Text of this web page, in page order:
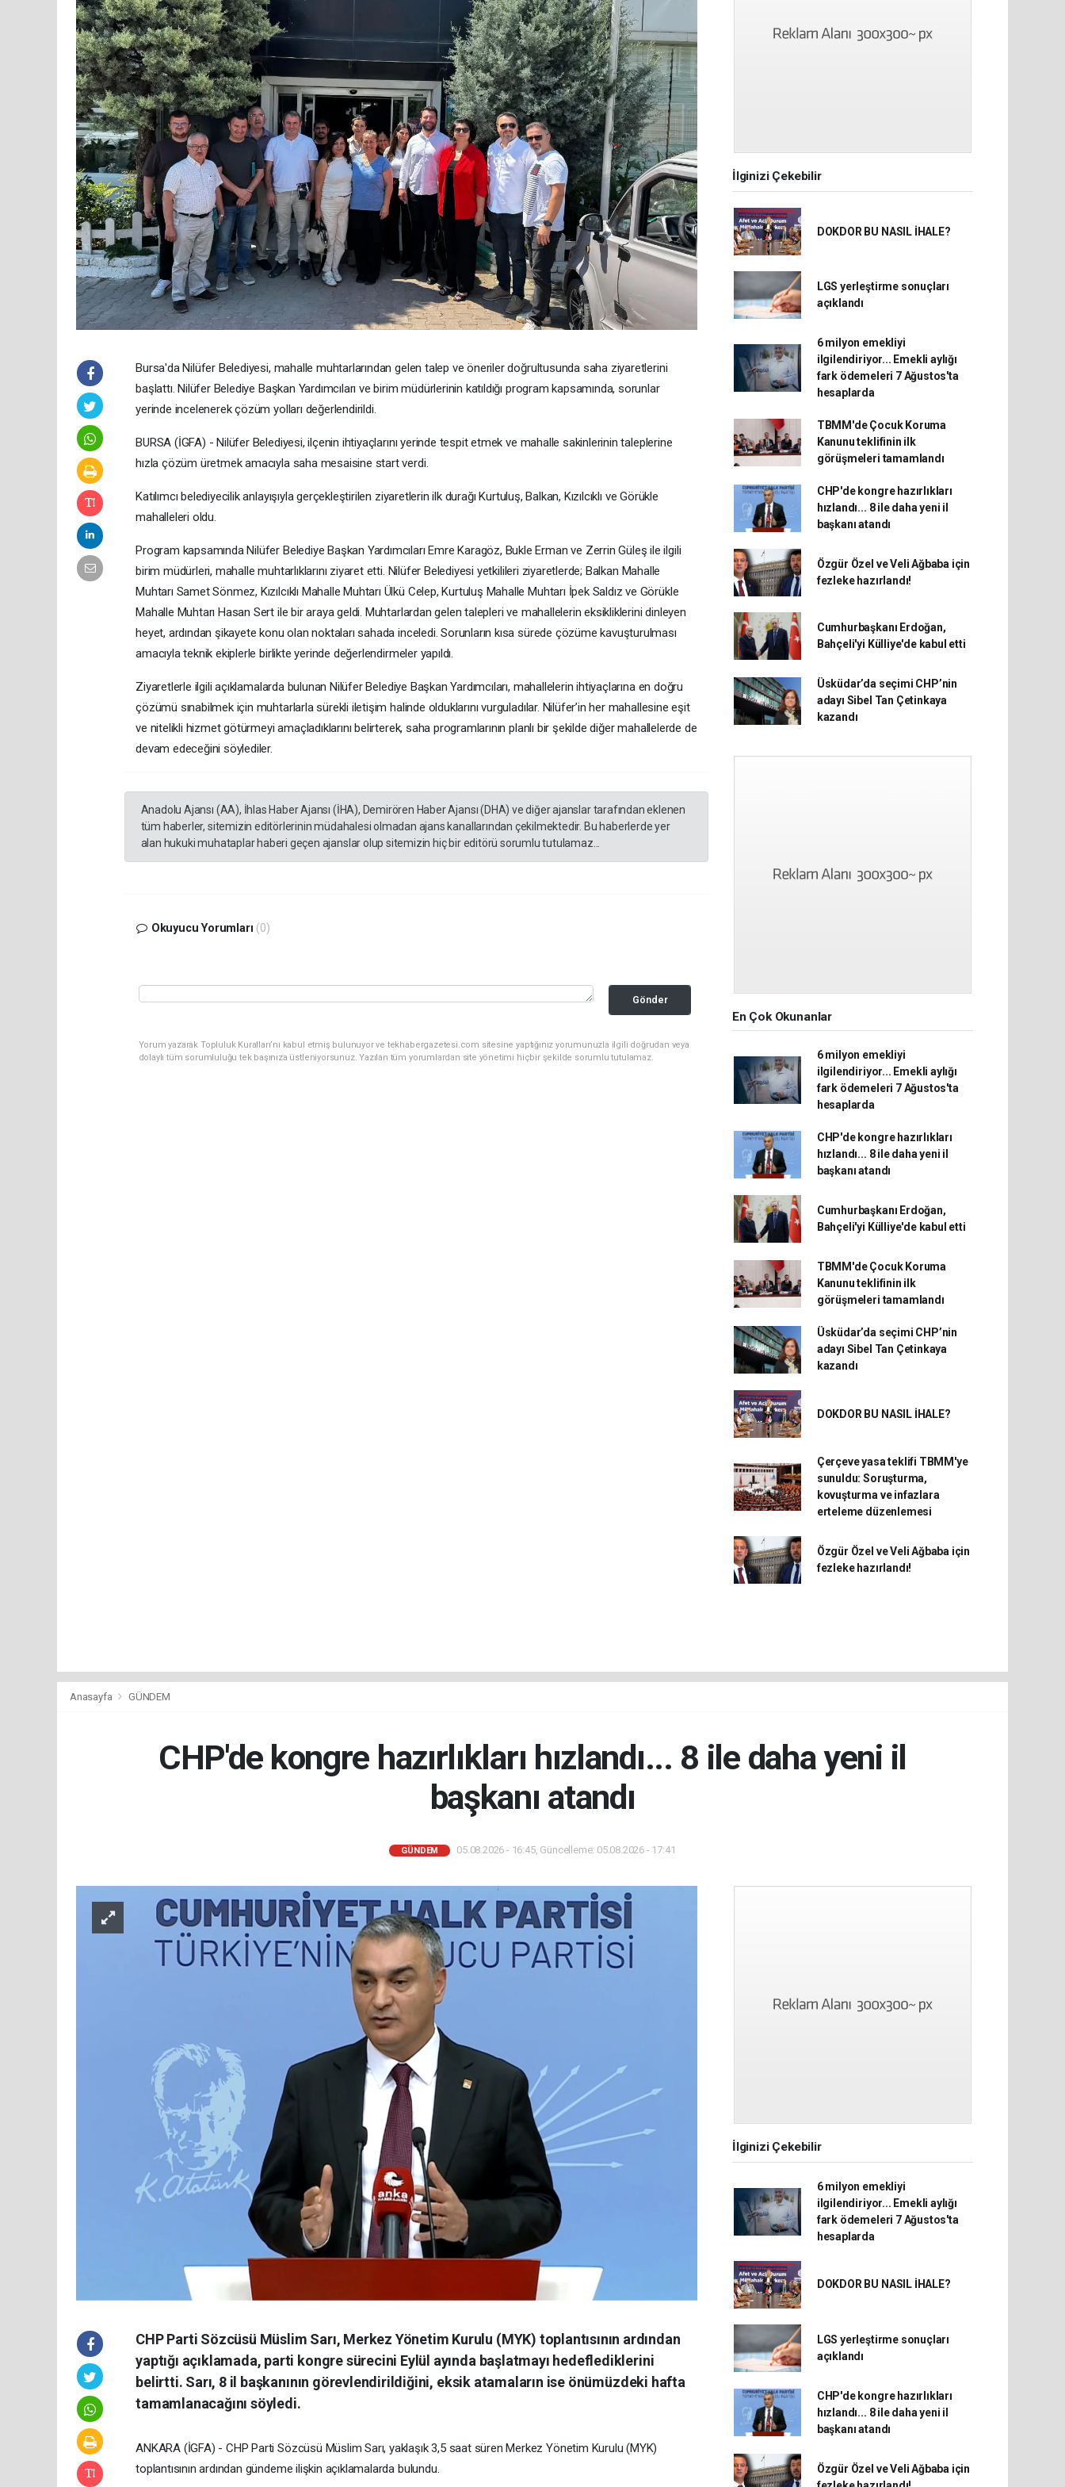
Bursa'da Nilüfer Belediyesi, mahalle muhtarlarından gelen talep ve öneriler doğrultusunda saha ziyaretlerini
başlattı. Nilüfer Belediye Başkan Yardımcıları ve birim müdürlerinin katıldığı program kapsamında, sorunlar
yerinde incelenerek çözüm yolları değerlendirildi.
BURSA (İGFA) - Nilüfer Belediyesi, ilçenin ihtiyaçlarını yerinde tespit etmek ve mahalle sakinlerinin taleplerine
hızla çözüm üretmek amacıyla saha mesaisine start verdi.
Katılımcı belediyecilik anlayışıyla gerçekleştirilen ziyaretlerin ilk durağı Kurtuluş, Balkan, Kızılcıklı ve Görükle
mahalleleri oldu.
Program kapsamında Nilüfer Belediye Başkan Yardımcıları Emre Karagöz, Bukle Erman ve Zerrin Güleş ile ilgili
birim müdürleri, mahalle muhtarlıklarını ziyaret etti. Nilüfer Belediyesi yetkilileri ziyaretlerde; Balkan Mahalle
Muhtarı Samet Sönmez, Kızılcıklı Mahalle Muhtarı Ülkü Celep, Kurtuluş Mahalle Muhtarı İpek Saldız ve Görükle
Mahalle Muhtarı Hasan Sert ile bir araya geldi. Muhtarlardan gelen talepleri ve mahallelerin eksikliklerini dinleyen
heyet, ardından şikayete konu olan noktaları sahada inceledi. Sorunların kısa sürede çözüme kavuşturulması
amacıyla teknik ekiplerle birlikte yerinde değerlendirmeler yapıldı.
Ziyaretlerle ilgili açıklamalarda bulunan Nilüfer Belediye Başkan Yardımcıları, mahallelerin ihtiyaçlarına en doğru
çözümü sınabilmek için muhtarlarla sürekli iletişim halinde olduklarını vurguladılar. Nilüfer’in her mahallesine eşit
ve nitelikli hizmet götürmeyi amaçladıklarını belirterek, saha programlarının planlı bir şekilde diğer mahallelerde de
devam edeceğini söylediler.
Anadolu Ajansı (AA), İhlas Haber Ajansı (İHA), Demirören Haber Ajansı (DHA) ve diğer ajanslar tarafından eklenen
tüm haberler, sitemizin editörlerinin müdahalesi olmadan ajans kanallarından çekilmektedir. Bu haberlerde yer
alan hukuki muhataplar haberi geçen ajanslar olup sitemizin hiç bir editörü sorumlu tutulamaz...
Okuyucu Yorumları (0)
Gönder
Yorum yazarak Topluluk Kuralları’nı kabul etmiş bulunuyor ve tekhabergazetesi.com sitesine yaptığınız yorumunuzla ilgili doğrudan veya
dolaylı tüm sorumluluğu tek başınıza üstleniyorsunuz. Yazılan tüm yorumlardan site yönetimi hiçbir şekilde sorumlu tutulamaz.
İlginizi Çekebilir
DOKDOR BU NASIL İHALE?
LGS yerleştirme sonuçları
açıklandı
6 milyon emekliyi
ilgilendiriyor... Emekli aylığı
fark ödemeleri 7 Ağustos'ta
hesaplarda
TBMM'de Çocuk Koruma
Kanunu teklifinin ilk
görüşmeleri tamamlandı
CHP'de kongre hazırlıkları
hızlandı... 8 ile daha yeni il
başkanı atandı
Özgür Özel ve Veli Ağbaba için
fezleke hazırlandı!
Cumhurbaşkanı Erdoğan,
Bahçeli'yi Külliye'de kabul etti
Üsküdar’da seçimi CHP’nin
adayı Sibel Tan Çetinkaya
kazandı
En Çok Okunanlar
6 milyon emekliyi
ilgilendiriyor... Emekli aylığı
fark ödemeleri 7 Ağustos'ta
hesaplarda
CHP'de kongre hazırlıkları
hızlandı... 8 ile daha yeni il
başkanı atandı
Cumhurbaşkanı Erdoğan,
Bahçeli'yi Külliye'de kabul etti
TBMM'de Çocuk Koruma
Kanunu teklifinin ilk
görüşmeleri tamamlandı
Üsküdar’da seçimi CHP’nin
adayı Sibel Tan Çetinkaya
kazandı
DOKDOR BU NASIL İHALE?
Çerçeve yasa teklifi TBMM'ye
sunuldu: Soruşturma,
kovuşturma ve infazlara
erteleme düzenlemesi
Özgür Özel ve Veli Ağbaba için
fezleke hazırlandı!
Anasayfa GÜNDEM
CHP'de kongre hazırlıkları hızlandı... 8 ile daha yeni il
başkanı atandı
GÜNDEM 05.08.2026 - 16:45, Güncelleme: 05.08.2026 - 17:41
CHP Parti Sözcüsü Müslim Sarı, Merkez Yönetim Kurulu (MYK) toplantısının ardından
yaptığı açıklamada, parti kongre sürecini Eylül ayında başlatmayı hedeflediklerini
belirtti. Sarı, 8 il başkanının görevlendirildiğini, eksik atamaların ise önümüzdeki hafta
tamamlanacağını söyledi.
ANKARA (İGFA) - CHP Parti Sözcüsü Müslim Sarı, yaklaşık 3,5 saat süren Merkez Yönetim Kurulu (MYK)
toplantısının ardından gündeme ilişkin açıklamalarda bulundu.
İlginizi Çekebilir
6 milyon emekliyi
ilgilendiriyor... Emekli aylığı
fark ödemeleri 7 Ağustos'ta
hesaplarda
DOKDOR BU NASIL İHALE?
LGS yerleştirme sonuçları
açıklandı
CHP'de kongre hazırlıkları
hızlandı... 8 ile daha yeni il
başkanı atandı
Özgür Özel ve Veli Ağbaba için